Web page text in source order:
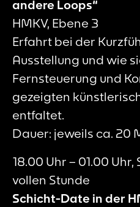
andere Loops“
HMKV, Ebene 3
Erfahrt bei der
Ausstellung und wie
Fernsteuerung und
gezeigten
entfaltet.
Dauer: jeweils ca. 20
18.00 Uhr – 01.00
vollen Stunde
Schicht-Date in der